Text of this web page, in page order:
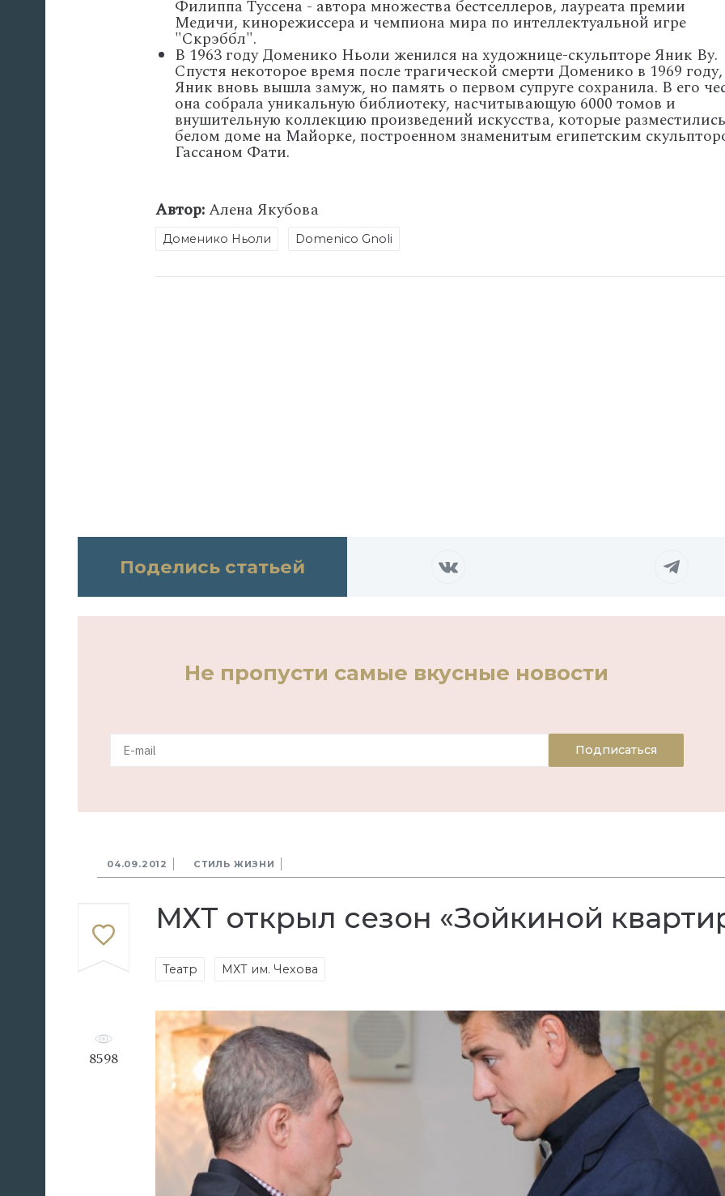
Филиппа Туссена - автора множества бестселлеров, лауреата премии
Медичи, кинорежиссера и чемпиона мира по интеллектуальной игре
"Скрэббл".
В 1963 году Доменико Ньоли женился на художнице-скульпторе Яник Ву.
Спустя некоторое время после трагической смерти Доменико в 1969 году,
Яник вновь вышла замуж, но память о первом супруге сохранила. В его
она собрала уникальную библиотеку, насчитывающую 6000 томов и
внушительную коллекцию произведений искусства, которые
белом доме на Майорке, построенном знаменитым египетским
Гассаном Фати.
Автор:Алена Якубова
Доменико Ньоли Domenico Gnoli
Поделись статьей
Не пропусти самые вкусные новости
Подписаться
04.09.2012 СТИЛЬ ЖИЗНИ
МХТ открыл сезон «Зойкиной
Театр МХТ им. Чехова
8598